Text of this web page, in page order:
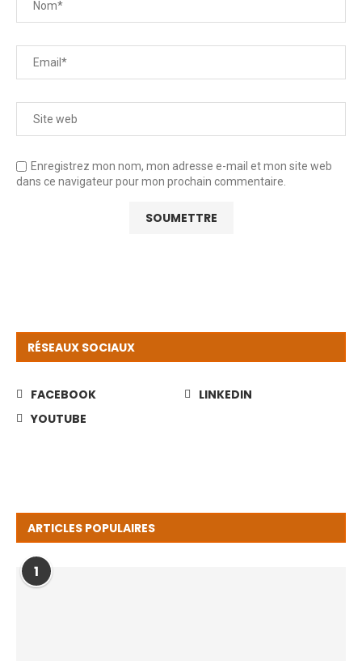
Enregistrez mon nom, mon adresse e-mail et mon site web
dans ce navigateur pour mon prochain commentaire.
RÉSEAUX SOCIAUX
FACEBOOK
LINKEDIN
YOUTUBE
ARTICLES POPULAIRES
1